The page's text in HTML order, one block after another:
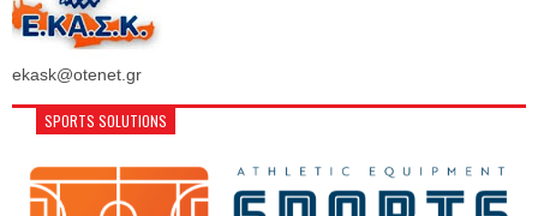
ekask@otenet.gr
SPORTS SOLUTIONS